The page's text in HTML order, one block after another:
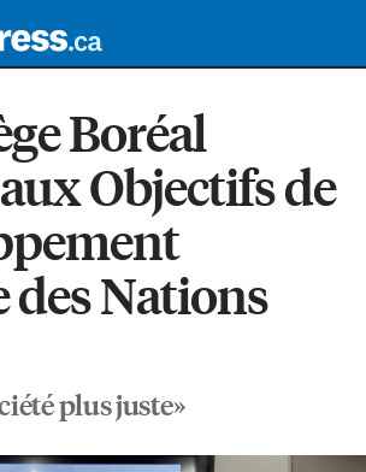
Boréal
Objectifs de
des Nations
plus juste»